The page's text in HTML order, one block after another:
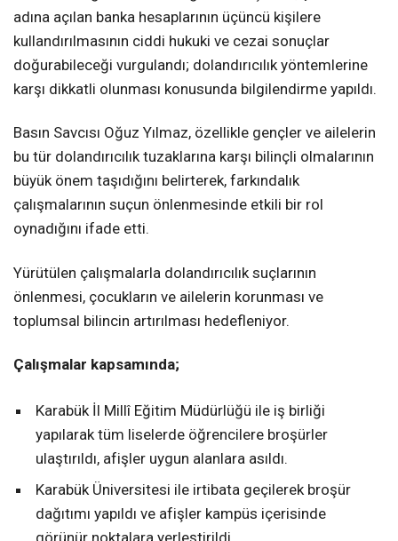
adına açılan banka hesaplarının üçüncü kişilere
kullandırılmasının ciddi hukuki ve cezai sonuçlar
doğurabileceği vurgulandı; dolandırıcılık yöntemlerine
karşı dikkatli olunması konusunda bilgilendirme yapıldı.
Basın Savcısı Oğuz Yılmaz, özellikle gençler ve ailelerin
bu tür dolandırıcılık tuzaklarına karşı bilinçli olmalarının
büyük önem taşıdığını belirterek, farkındalık
çalışmalarının suçun önlenmesinde etkili bir rol
oynadığını ifade etti.
Yürütülen çalışmalarla dolandırıcılık suçlarının
önlenmesi, çocukların ve ailelerin korunması ve
toplumsal bilincin artırılması hedefleniyor.
Çalışmalar kapsamında;
Karabük İl Millî Eğitim Müdürlüğü ile iş birliği
yapılarak tüm liselerde öğrencilere broşürler
ulaştırıldı, afişler uygun alanlara asıldı.
Karabük Üniversitesi ile irtibata geçilerek broşür
dağıtımı yapıldı ve afişler kampüs içerisinde
görünür noktalara yerleştirildi.